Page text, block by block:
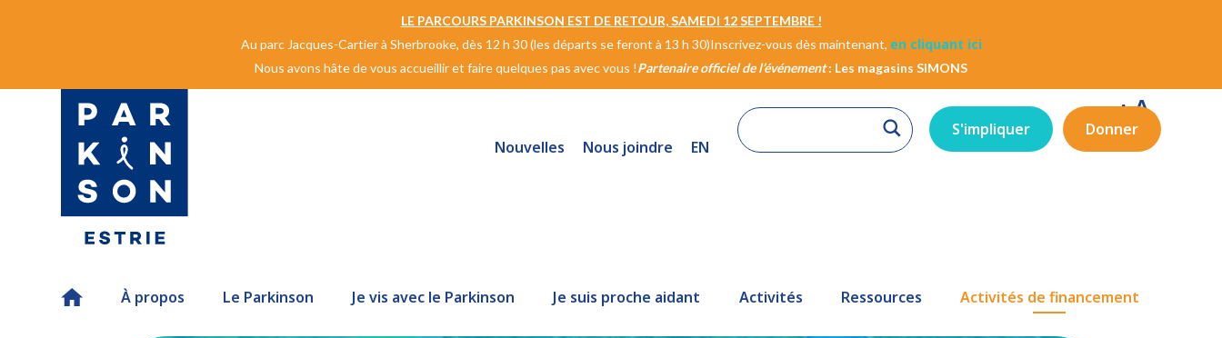
LE PARCOURS PARKINSON EST DE RETOUR, SAMEDI 12 SEPTEMBRE !
Au parc Jacques-Cartier à Sherbrooke, dès 12 h 30 (les départs se feront à 13 h 30)Inscrivez-vous dès maintenant, en cliquant ici
Nous avons hâte de vous accueillir et faire quelques pas avec vous !Partenaire officiel de l’événement : Les magasins SIMONS
AA
Nouvelles Nous joindre EN
S'impliquer Donner
Accueil À propos Le Parkinson Je vis avec le Parkinson Je suis proche aidant Activités Ressources Activités de financement